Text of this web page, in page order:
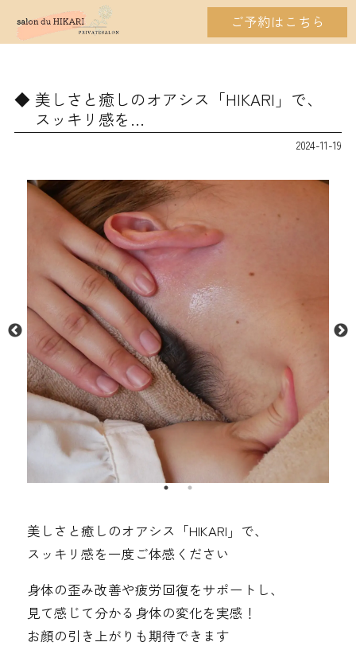
ご予約はこちら
美しさと癒しのオアシス「HIKARI」で、
スッキリ感を…
2024-11-19
美しさと癒しのオアシス「HIKARI」で、
スッキリ感を一度ご体感ください
身体の歪み改善や疲労回復をサポートし、
見て感じて分かる身体の変化を実感！
お顔の引き上がりも期待できます